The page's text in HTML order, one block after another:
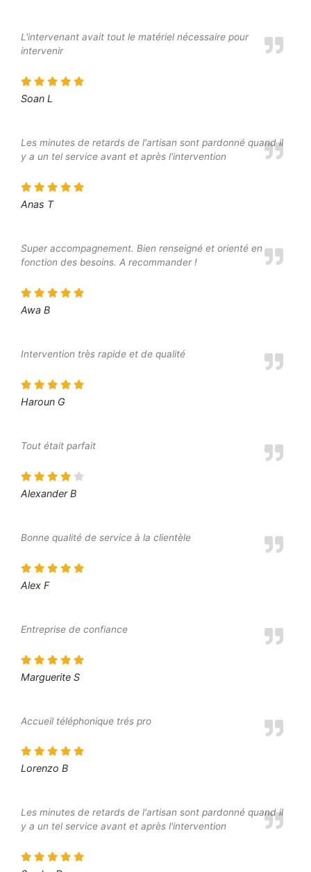
L'intervenant avait tout le matériel nécessaire pour
intervenir
Soan L
Les minutes de retards de l'artisan sont pardonné quand il
y a un tel service avant et après l'intervention
Anas T
Super accompagnement. Bien renseigné et orienté en
fonction des besoins. A recommander !
Awa B
Intervention très rapide et de qualité
Haroun G
Tout était parfait
Alexander B
Bonne qualité de service à la clientèle
Alex F
Entreprise de confiance
Marguerite S
Accueil téléphonique trés pro
Lorenzo B
Les minutes de retards de l'artisan sont pardonné quand il
y a un tel service avant et après l'intervention